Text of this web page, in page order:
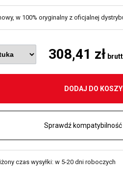
w 100% oryginalny z oficjalnej
308,41 zł
DODAJ DO
Sprawdź
czas wysyłki: w 5-20 dni roboczych